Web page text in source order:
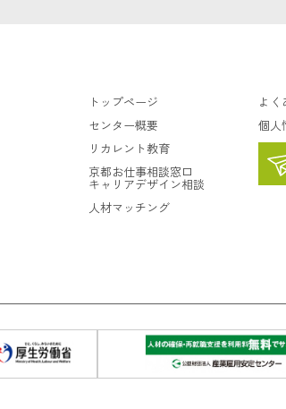
トップページ
センター概要
リカレント教育
京都お仕事相談窓口
キャリアデザイン相談
人材マッチング
よく
個人